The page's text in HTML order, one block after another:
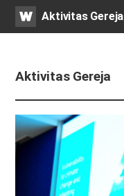
WATVAktivitas Gereja
Aktivitas Gereja